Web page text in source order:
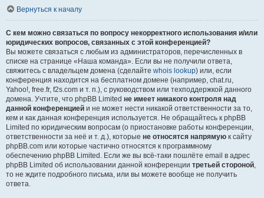
Вернуться к началу
С кем можно связаться по вопросу некорректного использования и/или
юридических вопросов, связанных с этой конференцией?
Вы можете связаться с любым из администраторов, перечисленных в
списке на странице «Наша команда». Если вы не получили ответа,
свяжитесь с владельцем домена (сделайте whois lookup) или, если
конференция находится на бесплатном домене (например, chat.ru,
Yahoo!, free.fr, f2s.com и т. п.), с руководством или техподдержкой данного
домена. Учтите, что phpBB Limited не имеет никакого контроля над
данной конференцией и не может нести никакой ответственности за то,
кем и как данная конференция используется. Не обращайтесь к phpBB
Limited по юридическим вопросам (о приостановке работы конференции,
ответственности за неё и т. д.), которые не относятся напрямую к сайту
phpBB.com или которые частично относятся к программному
обеспечению phpBB Limited. Если же вы всё-таки пошлёте email в адрес
phpBB Limited об использовании данной конференции третьей стороной,
то не ждите подробного письма, или вы можете вообще не получить
ответа.